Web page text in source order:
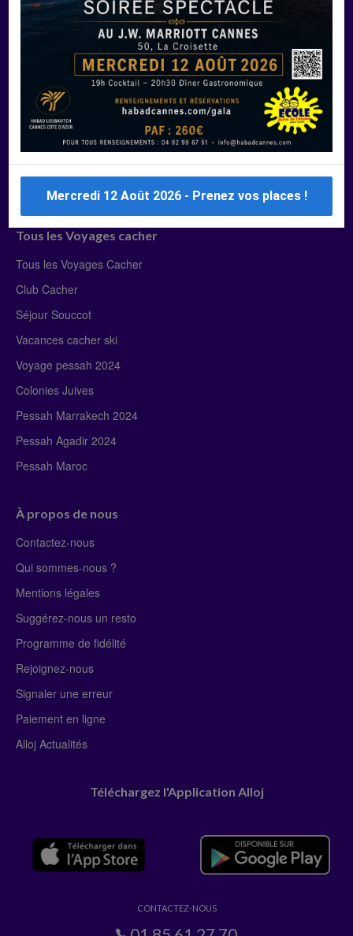
Manger Cacher
Liste des restaurants cacher
Restaurants cacher à Paris
Restaurants cacher à Deauville
Restaurants cacher à Lyon
Restaurants cacher à Marseille
Restaurants cacher Dubaï
Tous les Voyages cacher
Tous les Voyages Cacher
Club Cacher
Séjour Souccot
Vacances cacher ski
Voyage pessah 2024
Colonies Juives
Pessah Marrakech 2024
Pessah Agadir 2024
Pessah Maroc
À propos de nous
Contactez-nous
Qui sommes-nous ?
Mentions légales
Suggérez-nous un resto
Programme de fidélité
Rejoignez-nous
Signaler une erreur
Paiement en ligne
Alloj Actualités
Téléchargez l'Application Alloj
CONTACTEZ-NOUS
Mercredi 12 Août 2026 - Prenez vos places !